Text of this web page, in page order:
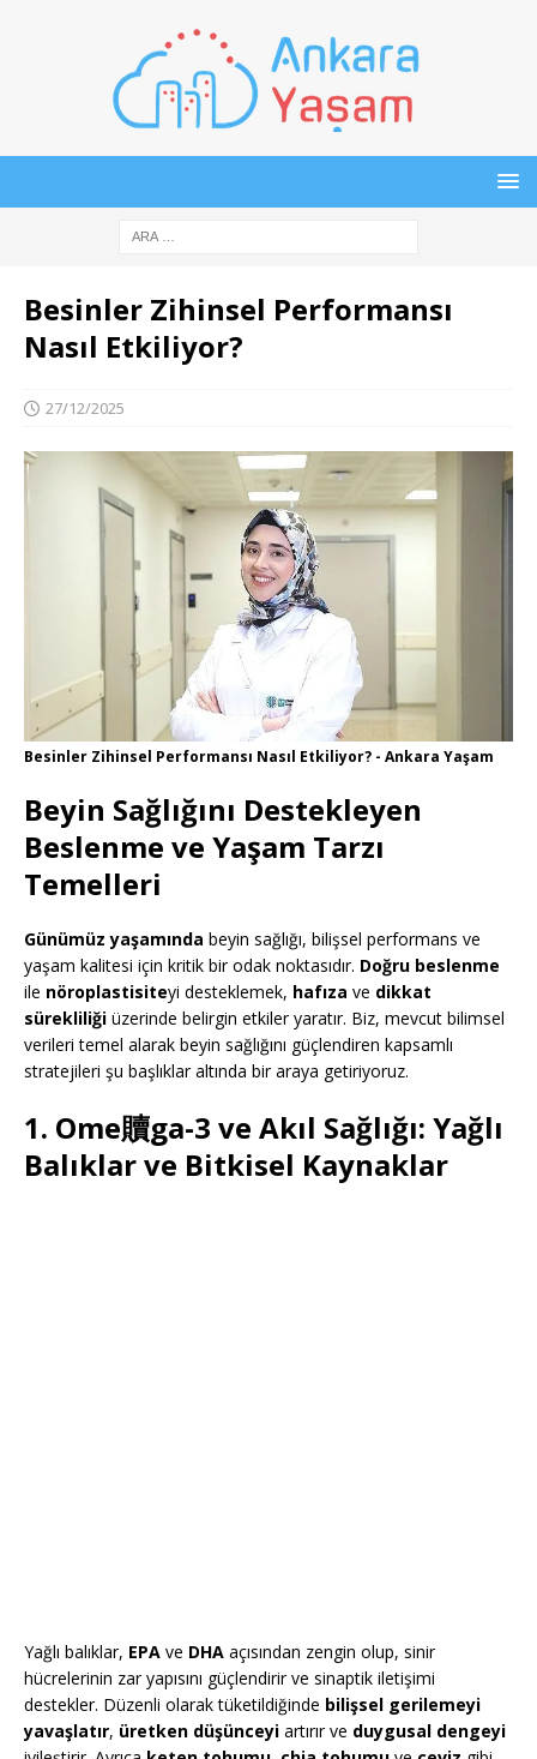
Besinler Zihinsel Performansı
Nasıl Etkiliyor?
27/12/2025
Besinler Zihinsel Performansı Nasıl Etkiliyor? - Ankara Yaşam
Beyin Sağlığını Destekleyen
Beslenme ve Yaşam Tarzı
Temelleri
Günümüz yaşamında beyin sağlığı, bilişsel performans ve
yaşam kalitesi için kritik bir odak noktasıdır. Doğru beslenme
ile nöroplastisiteyi desteklemek, hafıza ve dikkat
sürekliliği üzerinde belirgin etkiler yaratır. Biz, mevcut bilimsel
verileri temel alarak beyin sağlığını güçlendiren kapsamlı
stratejileri şu başlıklar altında bir araya getiriyoruz.
1. Ome贖ga-3 ve Akıl Sağlığı: Yağlı
Balıklar ve Bitkisel Kaynaklar
Yağlı balıklar, EPA ve DHA açısından zengin olup, sinir
hücrelerinin zar yapısını güçlendirir ve sinaptik iletişimi
destekler. Düzenli olarak tüketildiğinde bilişsel gerilemeyi
yavaşlatır, üretken düşünceyi artırır ve duygusal dengeyi